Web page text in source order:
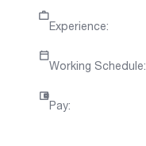
Experience:
Working Schedule:
Pay: